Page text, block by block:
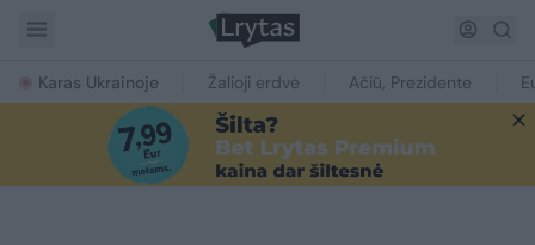
Karas Ukrainoje Žalioji erdvė Ačiū, Prezidente